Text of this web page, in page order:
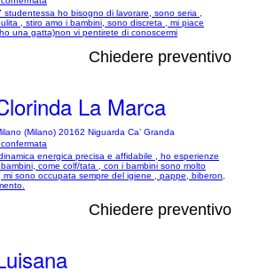
ho bisogno di lavorare, sono seria ,
, stiro amo i bambini, sono discreta , mi piace
una gatta)non vi pentirete di conoscermi
Chiedere preventivo
La Marca
(Milano) 20162 Niguarda Ca’ Granda
energica precisa e affidabile , ho esperienze
come colf/tata , con i bambini sono molto
sono occupata sempre del igiene , pappe, biberon,
Chiedere preventivo